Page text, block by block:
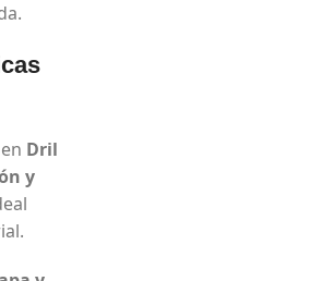
Dril
y